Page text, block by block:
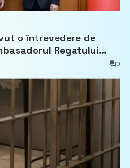
o întrevedere de
Regatului
Duijn
0